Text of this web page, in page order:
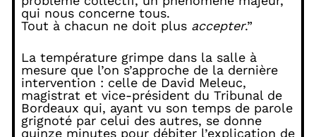
qui nous concerne tous.
Tout à chacun ne doit plus accepter.”
La température grimpe dans la salle à
mesure que l’on s’approche de la dernière
intervention : celle de David Meleuc,
magistrat et vice-président du Tribunal de
Bordeaux qui, ayant vu son temps de parole
grignoté par celui des autres, se donne
quinze minutes pour débiter l’explication de